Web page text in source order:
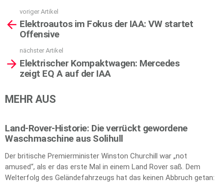
more
voriger Artikel
Elektroautos im Fokus der IAA: VW startet
Offensive
nächster Artikel
Elektrischer Kompaktwagen: Mercedes
zeigt EQ A auf der IAA
MEHR AUS
Land-Rover-Historie: Die verrückt gewordene
Waschmaschine aus Solihull
Der britische Premierminister Winston Churchill war „not
amused“, als er das erste Mal in einem Land Rover saß. Dem
Welterfolg des Geländefahrzeugs hat das keinen Abbruch getan: